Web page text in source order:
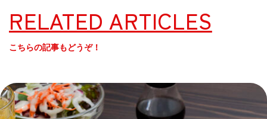
RELATED ARTICLES
こちらの記事もどうぞ！